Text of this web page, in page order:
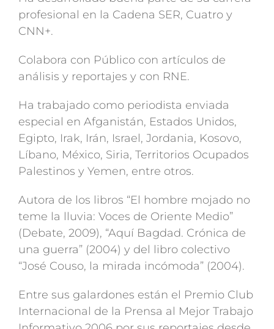
profesional en la Cadena SER, Cuatro y
CNN+.
Colabora con Público con artículos de
análisis y reportajes y con RNE.
Ha trabajado como periodista enviada
especial en Afganistán, Estados Unidos,
Egipto, Irak, Irán, Israel, Jordania, Kosovo,
Líbano, México, Siria, Territorios Ocupados
Palestinos y Yemen, entre otros.
Autora de los libros “El hombre mojado no
teme la lluvia: Voces de Oriente Medio”
(Debate, 2009), “Aquí Bagdad. Crónica de
una guerra” (2004) y del libro colectivo
“José Couso, la mirada incómoda” (2004).
Entre sus galardones están el Premio Club
Internacional de la Prensa al Mejor Trabajo